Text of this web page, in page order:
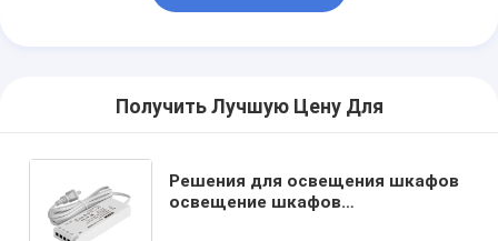
Получить Лучшую Цену Для
Решения для освещения шкафов
освещение шкафов